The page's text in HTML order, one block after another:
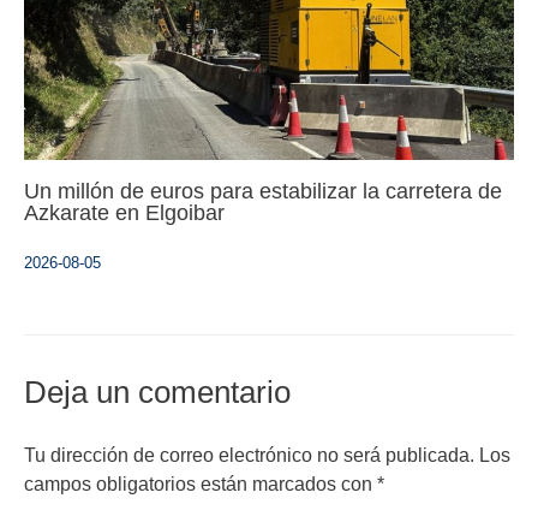
Un millón de euros para estabilizar la carretera de
Azkarate en Elgoibar
2026-08-05
Deja un comentario
Tu dirección de correo electrónico no será publicada. Los
campos obligatorios están marcados con *